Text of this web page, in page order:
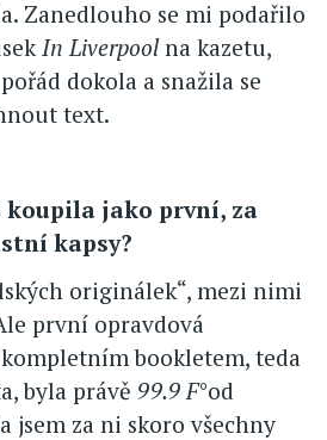
Zanedlouho se mi podařilo
In Liverpool na kazetu,
dokola a snažila se
text.
koupila jako první, za
kapsy?
originálek“, mezi nimi
první opravdová
bookletem, teda
byla právě 99.9 F°od
jsem za ni skoro všechny